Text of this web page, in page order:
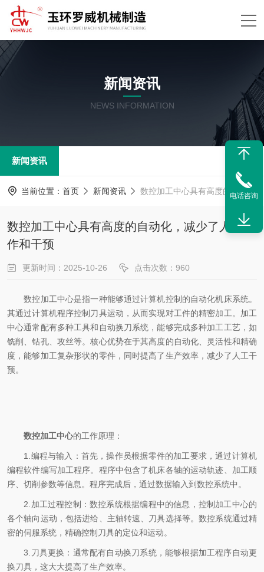
新闻资讯
NEWS INFORMATION
新闻资讯
当前位置： 首页 新闻资讯 数控加工中心具有高度的自动化，减少了人工操作和干预
数控加工中心具有高度的自动化，减少了人工操
作和干预
更新时间：2025-10-26 点击次数：960
数控加工中心是指一种能够通过计算机控制的自动化机床系统。
其通过计算机程序控制刀具运动，从而实现对工件的精密加工。加工
中心通常配有多种工具和自动换刀系统，能够完成多种加工工艺，如
铣削、钻孔、攻丝等。核心优势在于其高度的自动化、灵活性和精确
度，能够加工复杂形状的零件，同时提高了生产效率，减少了人工干
预。
数控加工中心的工作原理：
1.编程与输入：首先，操作员根据零件的加工要求，通过计算机
编程软件编写加工程序。程序中包含了机床各轴的运动轨迹、加工顺
序、切削参数等信息。程序完成后，通过数据输入到数控系统中。
2.加工过程控制：数控系统根据编程中的信息，控制加工中心的
各个轴向运动，包括进给、主轴转速、刀具选择等。数控系统通过精
密的伺服系统，精确控制刀具的定位和运动。
3.刀具更换：通常配有自动换刀系统，能够根据加工程序自动更
换刀具，这大大提高了生产效率。
电话咨询